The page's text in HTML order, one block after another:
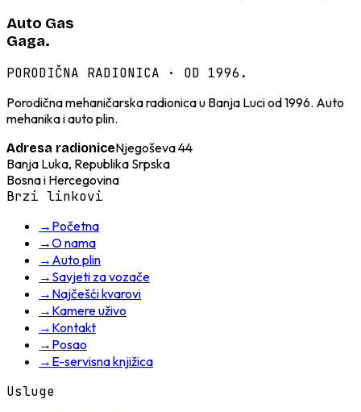
Auto Gas
Gaga.
PORODIČNA RADIONICA · OD 1996.
Porodična mehaničarska radionica u Banja Luci od 1996. Auto
mehanika i auto plin.
Adresa radioniceNjegoševa 44
Banja Luka, Republika Srpska
Bosna i Hercegovina
Brzi linkovi
→ Početna
→O nama
→ Auto plin
→ Savjeti za vozače
→ Najčešći kvarovi
→ Kamere uživo
→ Kontakt
→ Posao
→ E-servisna knjižica
Usluge